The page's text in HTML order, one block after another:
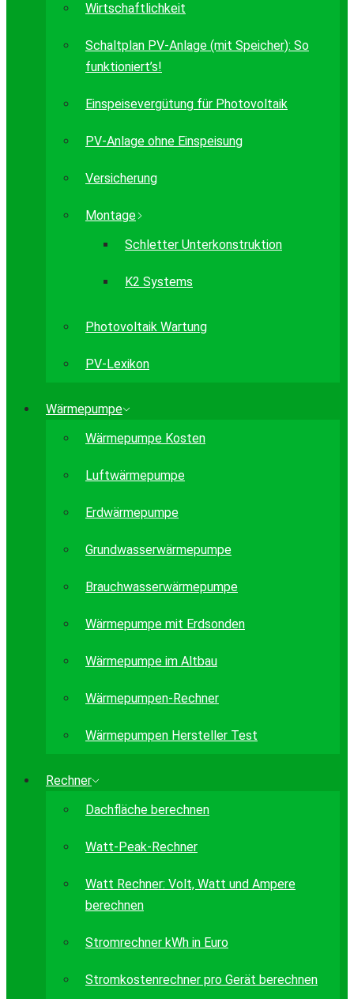
Wirtschaftlichkeit
Schaltplan PV-Anlage (mit Speicher): So
funktioniert’s!
Einspeisevergütung für Photovoltaik
PV-Anlage ohne Einspeisung
Versicherung
Montage
Schletter Unterkonstruktion
K2 Systems
Photovoltaik Wartung
PV-Lexikon
Wärmepumpe
Wärmepumpe Kosten
Luftwärmepumpe
Erdwärmepumpe
Grundwasserwärmepumpe
Brauchwasserwärmepumpe
Wärmepumpe mit Erdsonden
Wärmepumpe im Altbau
Wärmepumpen-Rechner
Wärmepumpen Hersteller Test
Rechner
Dachfläche berechnen
Watt-Peak-Rechner
Watt Rechner: Volt, Watt und Ampere
berechnen
Stromrechner kWh in Euro
Stromkostenrechner pro Gerät berechnen